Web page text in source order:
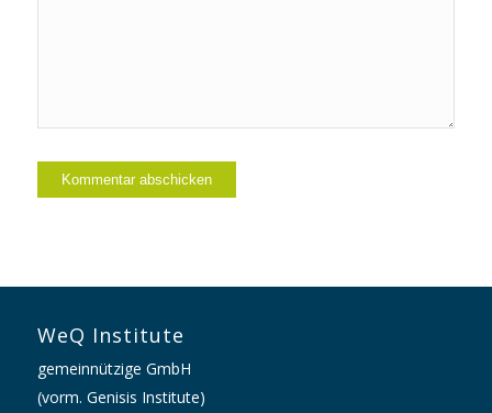
WeQ Institute
gemeinnützige GmbH
(vorm. Genisis Institute)